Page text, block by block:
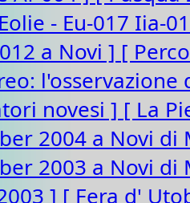
- Eu-017 Iia-
a Novi ] [
novesi ] [ La
2004 a Novi
2003 a Novi
] [ Fera d'